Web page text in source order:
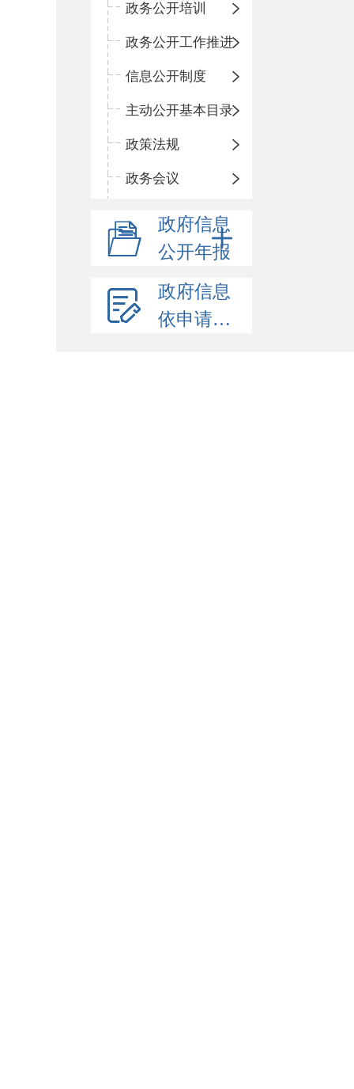
政务公开培训
政务公开工作推进
信息公开制度
主动公开基本目录
政策法规
政务会议
政府信息
公开年报
政府信息
依申请公开